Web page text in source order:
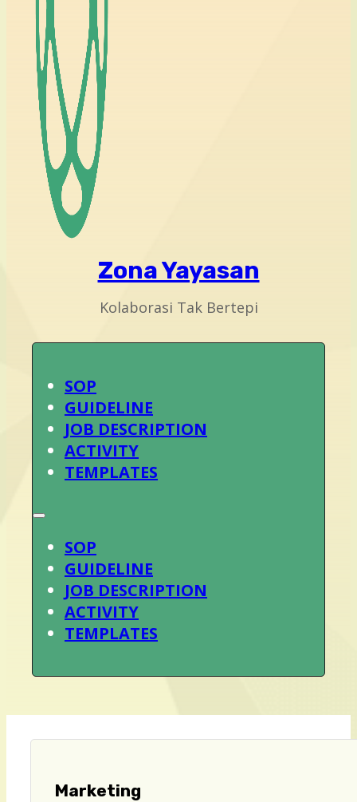
Zona Yayasan
Kolaborasi Tak Bertepi
SOP
GUIDELINE
JOB DESCRIPTION
ACTIVITY
TEMPLATES
SOP
GUIDELINE
JOB DESCRIPTION
ACTIVITY
TEMPLATES
Marketing